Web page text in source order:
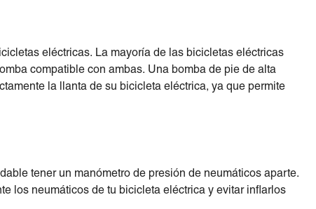
eléctricas. La mayoría de las bicicletas eléctricas
compatible con ambas. Una bomba de pie de alta
la llanta de su bicicleta eléctrica, ya que permite
tener un manómetro de presión de neumáticos aparte.
los neumáticos de tu bicicleta eléctrica y evitar inflarlos